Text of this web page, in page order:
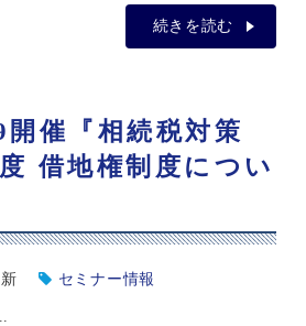
続きを読む
催『相続税対策
借地権制度につい
セミナー情報